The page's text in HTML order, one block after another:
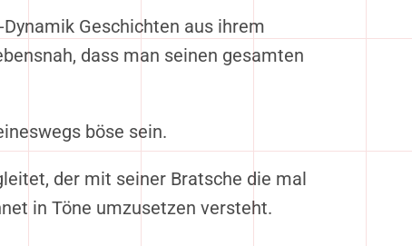
Geschichten aus ihrem
dass man seinen gesamten
böse sein.
der mit seiner Bratsche die mal
in Töne umzusetzen versteht.